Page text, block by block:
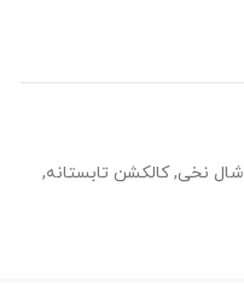
شال نخی, کالکشن تابستانه,